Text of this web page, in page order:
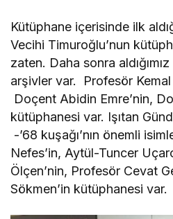
Kütüphane içerisinde ilk
Vecihi Timuroğlu’nun
zaten. Daha sonra
arşivler var. Profesör Kemal
Doçent Abidin Emre’nin,
kütüphanesi var. Işıtan
-’68 kuşağı’nın önemli
Nefes’in, Aytül-Tuncer
Ölçen’nin, Profesör Cevat
Sökmen’in kütüphanesi var.